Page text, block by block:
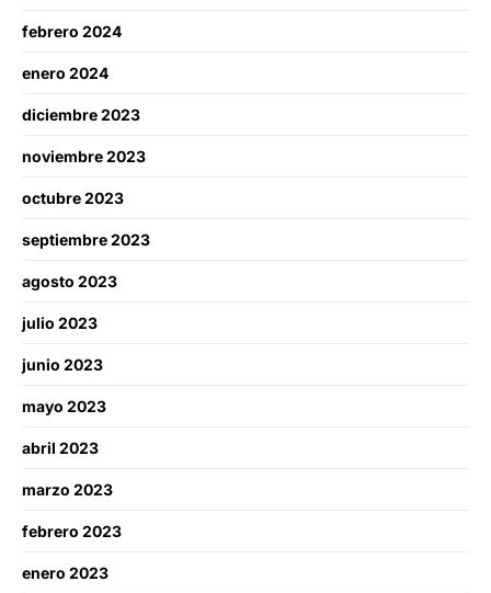
febrero 2024
enero 2024
diciembre 2023
noviembre 2023
octubre 2023
septiembre 2023
agosto 2023
julio 2023
junio 2023
mayo 2023
abril 2023
marzo 2023
febrero 2023
enero 2023